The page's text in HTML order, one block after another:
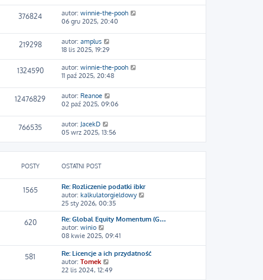
376824 autor: winnie-the-pooh
06 gru 2025, 20:40
219298 autor: amplus
18 lis 2025, 19:29
1324590 autor: winnie-the-pooh
11 paź 2025, 20:48
12476829 autor: Reanoe
02 paź 2025, 09:06
766535 autor: JacekD
05 wrz 2025, 13:56
POSTY OSTATNI POST
1565
Re: Rozliczenie podatki ibkr
autor: kalkulatorgieldowy
ś
w
t
l
25 sty 2026, 00:35
620
Re: Global Equity Momentum (G…
autor: winio
y
w
i
e
08 kwie 2025, 09:41
581
Re: Licencje a ich przydatność
autor: Tomek
y
22 lis 2024, 12:49